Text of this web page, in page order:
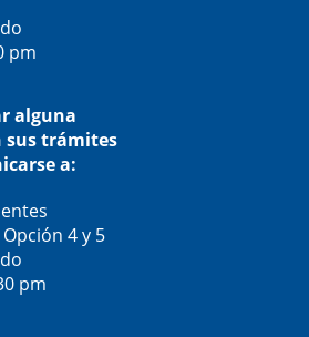
pm
alguna
sus trámites
a:
Opción 4 y 5
pm